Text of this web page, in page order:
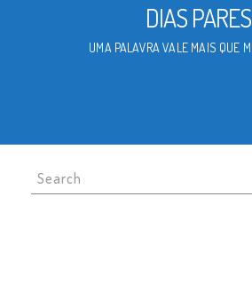
DIAS PARES
UMA PALAVRA VALE MAIS QUE
Search
for: